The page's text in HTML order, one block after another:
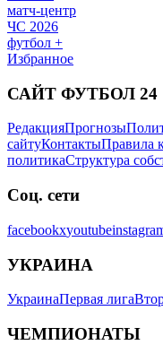
матч-центр
ЧС 2026
футбол +
Избранное
САЙТ ФУТБОЛ 24
РедакцияПрогнозы
сайтуКонтактыПравила
политикаСтруктура
Соц. сети
facebookxyoutube
УКРАИНА
УкраинаПервая лига
ЧЕМПИОНАТЫ